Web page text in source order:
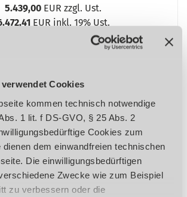
Cookies
kommen technisch notwendige
1 lit. f DS-GVO, § 25 Abs. 2
Cookies zum
dem einwandfreien technischen
Die einwilligungsbedürftigen
Zwecke wie zum Beispiel
zu verbessern oder die
5.439,00 EUR zzgl. Ust.
EUR inkl. 19% Ust.
drehbarem Arbeitstisch
Langlochbohrmaschine
LLB 30